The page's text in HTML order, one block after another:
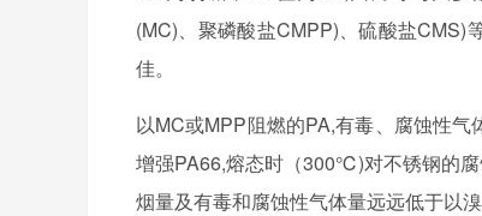
(MC)、聚磷酸盐CMPP)、硫酸盐CMS)
佳。
以MC或MPP阻燃的PA,有毒、腐蚀性
增强PA66,熔态时（300℃)对不锈钢的
烟量及有毒和腐蚀性气体量远远低于以